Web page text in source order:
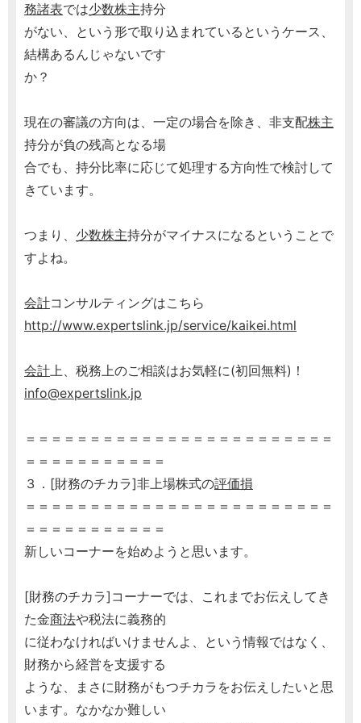
務諸表では少数株主持分
がない、という形で取り込まれているというケース、
結構あるんじゃないです
か？
現在の審議の方向は、一定の場合を除き、非支配株主
持分が負の残高となる場
合でも、持分比率に応じて処理する方向性で検討して
きています。
つまり、 少数株主持分がマイナスになるということで
すよね。
会計コンサルティングはこちら
http://www.expertslink.jp/service/kaikei.html
会計上、税務上のご相談はお気軽に(初回無料)！
info@expertslink.jp
＝＝＝＝＝＝＝＝＝＝＝＝＝＝＝＝＝＝＝＝＝＝＝＝
＝＝＝＝＝＝＝＝＝＝＝
３．[財務のチカラ]非上場株式の評価損
＝＝＝＝＝＝＝＝＝＝＝＝＝＝＝＝＝＝＝＝＝＝＝＝
＝＝＝＝＝＝＝＝＝＝＝
新しいコーナーを始めようと思います。
[財務のチカラ]コーナーでは、これまでお伝えしてき
た金商法や税法に義務的
に従わなければいけませんよ、という情報ではなく、
財務から経営を支援する
ような、まさに財務がもつチカラをお伝えしたいと思
います。なかなか難しい